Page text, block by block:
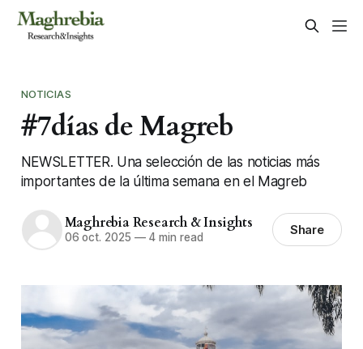
NOTICIAS
#7días de Magreb
NEWSLETTER. Una selección de las noticias más
importantes de la última semana en el Magreb
Maghrebia Research & Insights
06 oct. 2025 —4 min read Share